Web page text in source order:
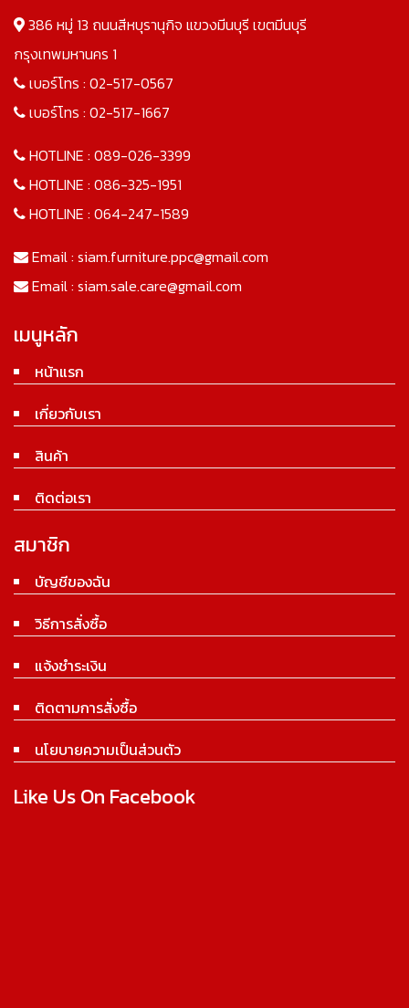
386 หมู่ 13 ถนนสีหบุรานุกิจ แขวงมีนบุรี เขตมีนบุรี
กรุงเทพมหานคร 1
เบอร์โทร : 02-517-0567
เบอร์โทร : 02-517-1667
HOTLINE : 089-026-3399
HOTLINE : 086-325-1951
HOTLINE : 064-247-1589
Email : siam.furniture.ppc@gmail.com
Email : siam.sale.care@gmail.com
เมนูหลัก
หน้าแรก
เกี่ยวกับเรา
สินค้า
ติดต่อเรา
สมาชิก
บัญชีของฉัน
วิธีการสั่งซื้อ
แจ้งชำระเงิน
ติดตามการสั่งซื้อ
นโยบายความเป็นส่วนตัว
Like Us On Facebook